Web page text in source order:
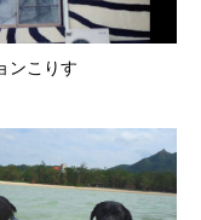
ンこりす